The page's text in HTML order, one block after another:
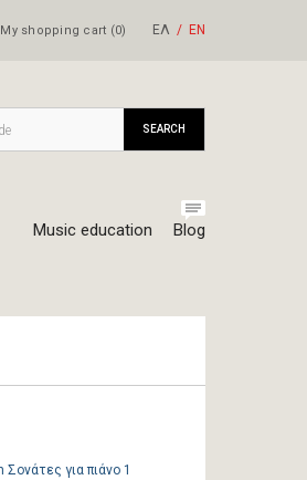
My shopping cart (0) ΕΛ ΕΝ
Music education Blog
SEARCH